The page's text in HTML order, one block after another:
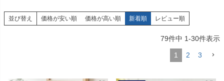
並び替え 価格が安い順 価格が高い順 新着順 レビュー順
79件中 1-30件表示
1 2 3